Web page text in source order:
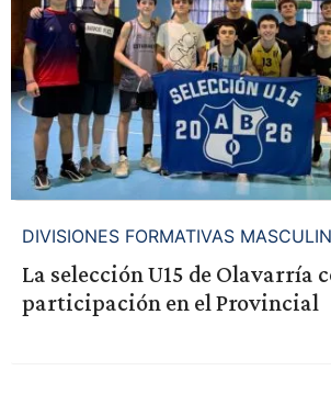
DIVISIONES FORMATIVAS
La selección U15 de Olavarría
participación en el Provincial